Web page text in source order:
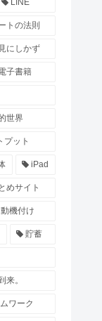
LINE
トの法則
にしかず
子書籍
世界
プット
iPad
めサイト
機付け
貯蓄
来。
ワーク